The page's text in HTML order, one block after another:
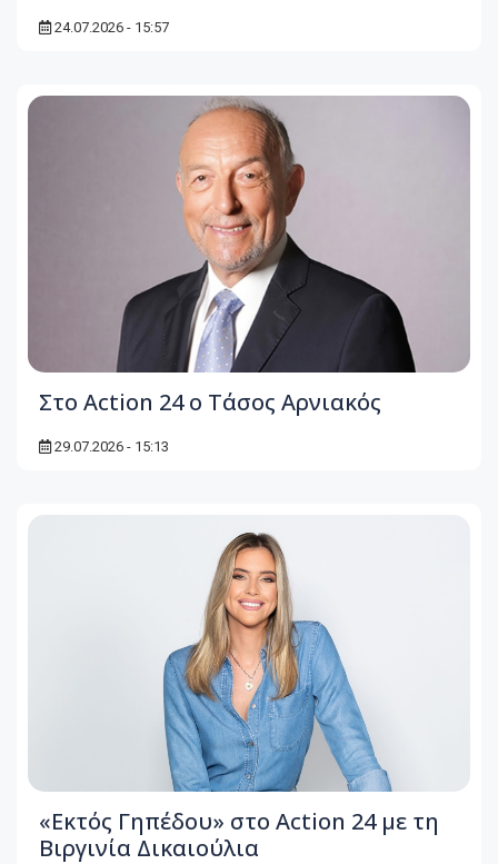
24.07.2026 - 15:57
Στο Action 24 ο Τάσος Αρνιακός
29.07.2026 - 15:13
«Εκτός Γηπέδου» στο Action 24 με τη
Βιργινία Δικαιούλια